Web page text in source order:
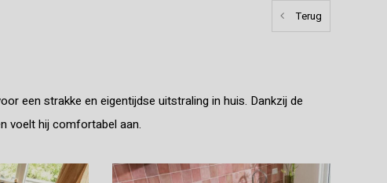
Terug
een strakke en eigentijdse uitstraling in huis. Dankzij de
voelt hij comfortabel aan.